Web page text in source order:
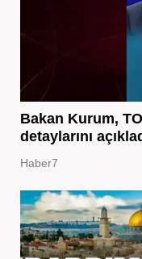
Bakan Kurum,
detaylarını
Haber7